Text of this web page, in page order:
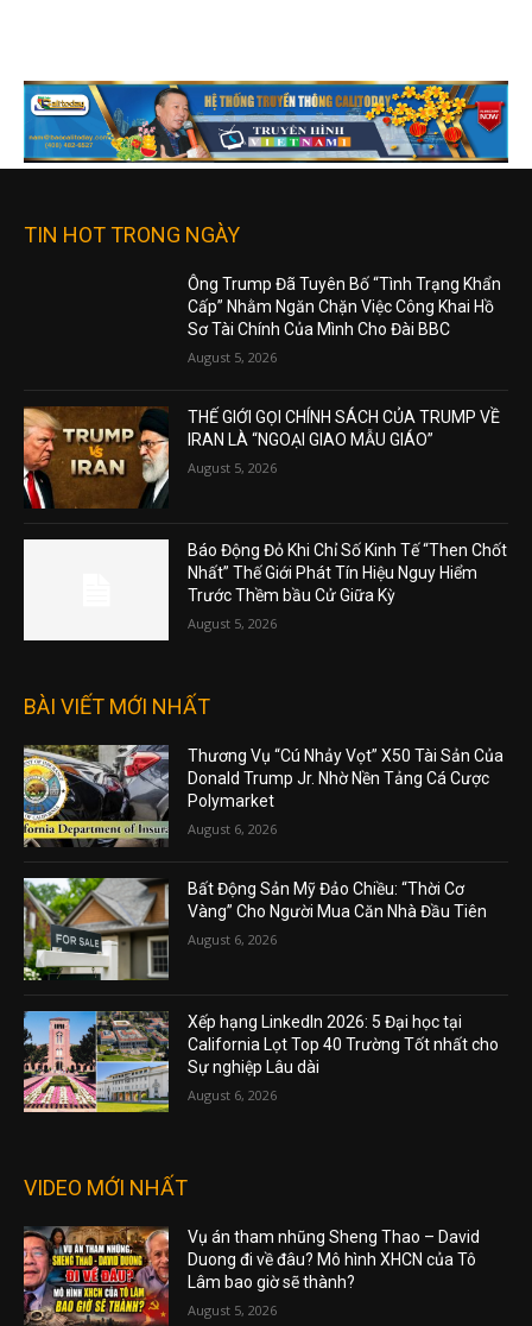
TIN HOT TRONG NGÀY
Ông Trump Đã Tuyên Bố “Tình Trạng Khẩn
Cấp” Nhằm Ngăn Chặn Việc Công Khai Hồ
Sơ Tài Chính Của Mình Cho Đài BBC
August 5, 2026
THẾ GIỚI GỌI CHÍNH SÁCH CỦA TRUMP VỀ
IRAN LÀ “NGOẠI GIAO MẪU GIÁO”
August 5, 2026
Báo Động Đỏ Khi Chỉ Số Kinh Tế “Then Chốt
Nhất” Thế Giới Phát Tín Hiệu Nguy Hiểm
Trước Thềm bầu Cử Giữa Kỳ
August 5, 2026
BÀI VIẾT MỚI NHẤT
Thương Vụ “Cú Nhảy Vọt” X50 Tài Sản Của
Donald Trump Jr. Nhờ Nền Tảng Cá Cược
Polymarket
August 6, 2026
Bất Động Sản Mỹ Đảo Chiều: “Thời Cơ
Vàng” Cho Người Mua Căn Nhà Đầu Tiên
August 6, 2026
Xếp hạng LinkedIn 2026: 5 Đại học tại
California Lọt Top 40 Trường Tốt nhất cho
Sự nghiệp Lâu dài
August 6, 2026
VIDEO MỚI NHẤT
Vụ án tham nhũng Sheng Thao – David
Duong đi về đâu? Mô hình XHCN của Tô
Lâm bao giờ sẽ thành?
August 5, 2026